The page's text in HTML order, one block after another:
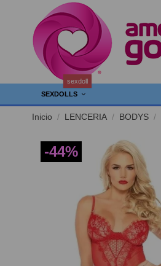
SEXDOLLS
sexdoll
Inicio LENCERIA BODYS
-44%